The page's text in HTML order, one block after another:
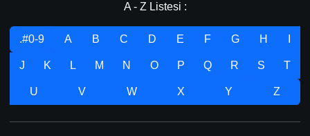
A - Z Listesi :
.#0-9 A B C D E F G H
J K L M N O P Q R S T
U V W X Y Z